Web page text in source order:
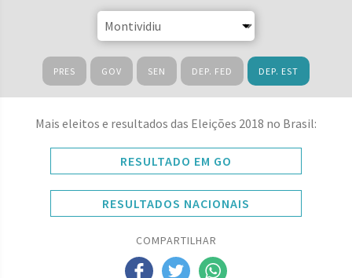
PRES GOV SEN DEP. FED DEP. EST
Mais eleitos e resultados das Eleições 2018 no Brasil:
RESULTADO EM GO
RESULTADOS NACIONAIS
COMPARTILHAR